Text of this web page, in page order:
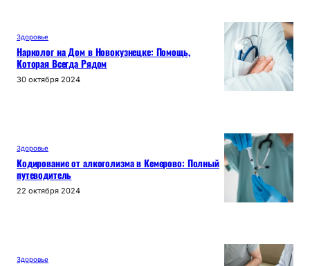
Здоровье
Нарколог на Дом в Новокузнецке: Помощь,
Которая Всегда Рядом
30 октября 2024
Здоровье
Кодирование от алкоголизма в Кемерово: Полный
путеводитель
22 октября 2024
Здоровье